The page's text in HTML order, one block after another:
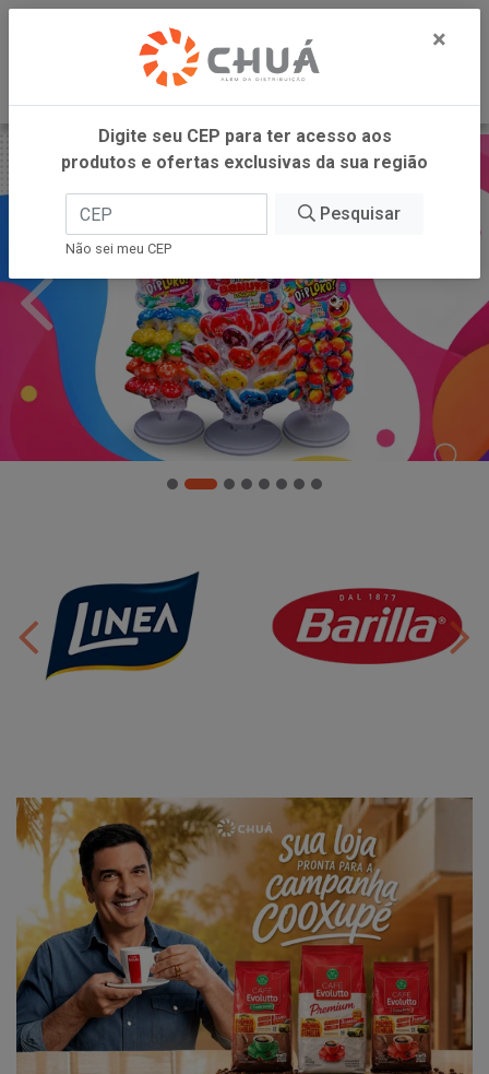
×
Digite seu CEP para ter acesso aos
produtos e ofertas exclusivas da sua região
Pesquisar
Não sei meu CEP